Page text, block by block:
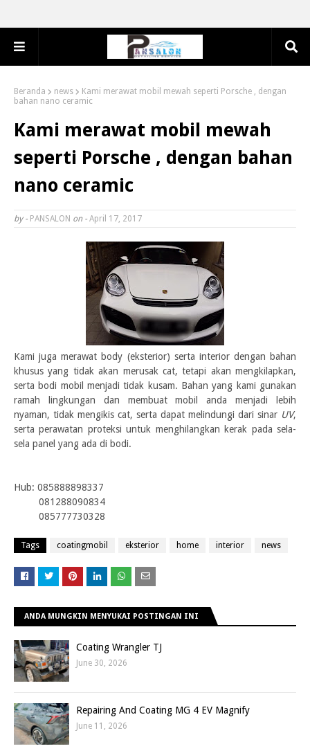
Beranda news
Kami merawat mobil mewah seperti Porsche , dengan
bahan nano ceramic
Kami merawat mobil mewah
seperti Porsche , dengan bahan
nano ceramic
by - PANSALON on - April 17, 2017
Kami juga merawat body (eksterior) serta interior dengan bahan
khusus yang tidak akan merusak cat, tetapi akan mengkilapkan,
serta bodi mobil menjadi tidak kusam. Bahan yang kami gunakan
ramah lingkungan dan membuat mobil anda menjadi lebih
nyaman, tidak mengikis cat, serta dapat melindungi dari sinar UV,
serta perawatan proteksi untuk menghilangkan kerak pada sela-
sela panel yang ada di bodi.
Hub: 085888898337
081288090834
085777730328
Tags coatingmobil eksterior home interior news
ANDA MUNGKIN MENYUKAI POSTINGAN INI
Coating Wrangler TJ
June 30, 2026
Repairing And Coating MG 4 EV Magnify
June 11, 2026